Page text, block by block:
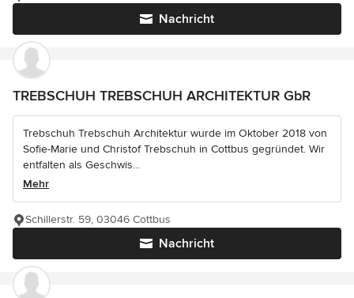
Nachricht
TREBSCHUH TREBSCHUH ARCHITEKTUR GbR
Trebschuh Trebschuh Architektur wurde im Oktober 2018 von
Sofie-Marie und Christof Trebschuh in Cottbus gegründet. Wir
entfalten als Geschwis...
Mehr
Nachricht
Schillerstr. 59, 03046 Cottbus